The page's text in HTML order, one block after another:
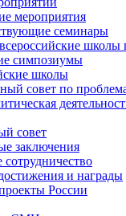
мероприятия
семинары
школы
симпозиумы
школы
совет по
совет
заключения
и награды
России